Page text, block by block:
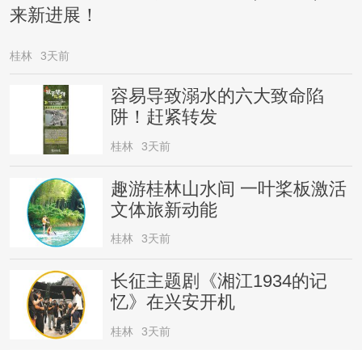
来新进展！
桂林 3天前
容易导致溺水的六大致命陷
阱！赶紧转发
桂林 3天前
趣游桂林山水间 一叶桨板激活
文体旅新动能
桂林 3天前
长征主题剧《湘江1934的记
忆》在兴安开机
桂林 3天前